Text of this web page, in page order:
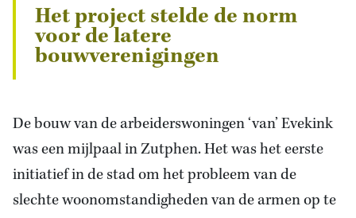
Het project stelde de norm
voor de latere
bouwverenigingen
De bouw van de arbeiderswoningen ‘van’ Evekink
was een mijlpaal in Zutphen. Het was het eerste
initiatief in de stad om het probleem van de
slechte woonomstandigheden van de armen op te